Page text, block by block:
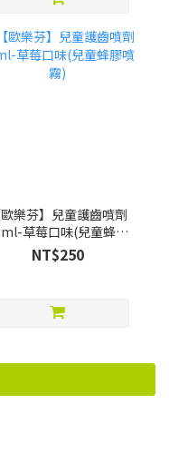
歐樂芬】兒童護齒噴劑
草莓口味(兒童蜂膠
噴霧)
NT$250